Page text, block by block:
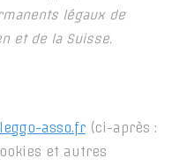
légaux de
et de la Suisse.
asso.fr(ci-après :
et autres